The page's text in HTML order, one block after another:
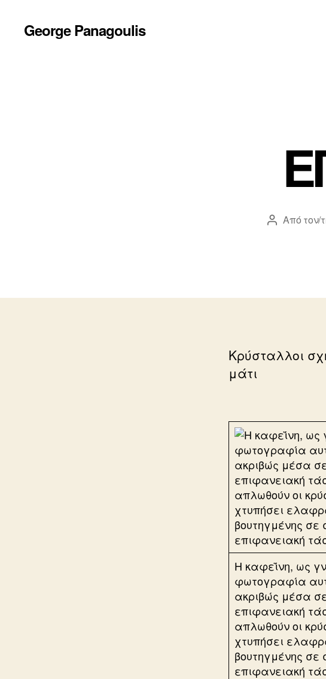
George Panagoulis
Συντάκτης
Από τον/
Κρύσταλλοι
μάτι
Η καφεΐνη, ως
φωτογραφία
ακριβώς μέσα
επιφανειακή
απλωθούν οι
χτυπήσει
βουτηγμένης σε
επιφανειακή